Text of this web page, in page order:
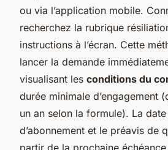
ou via l’application mobile.
recherchez la rubrique
instructions à l’écran. Cette
lancer la demande
visualisant les conditions du
durée minimale d’engagement
un an selon la formule). La
d’abonnement et le préavis de
partir de la prochaine